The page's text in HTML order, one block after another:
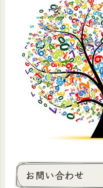
お問い合わせ